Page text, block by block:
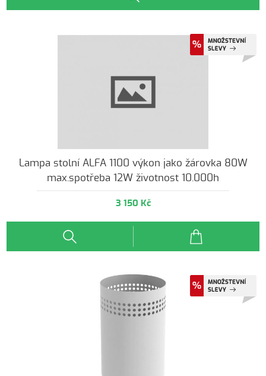
Lampa stolní ALFA 1100 výkon jako žárovka 80W
max.spotřeba 12W životnost 10.000h
3 150 Kč